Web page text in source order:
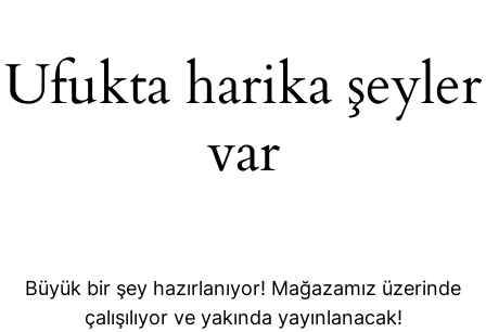
Ufukta harika şeyler
var
Büyük bir şey hazırlanıyor! Mağazamız üzerinde
çalışılıyor ve yakında yayınlanacak!